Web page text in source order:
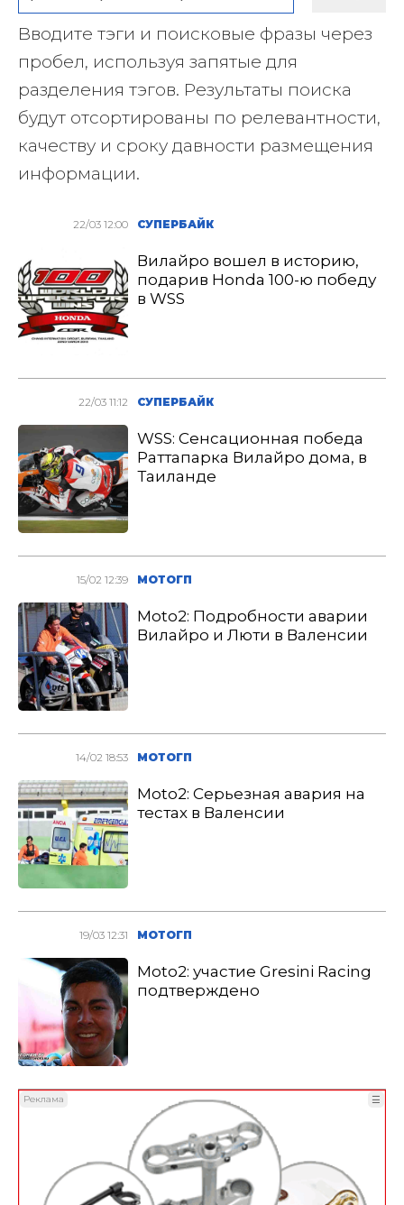
Вводите тэги и поисковые фразы через
пробел, используя запятые для
разделения тэгов. Результаты поиска
будут отсортированы по релевантности,
качеству и сроку давности размещения
информации.
22/03 12:00 СУПЕРБАЙК
Вилайро вошел в историю,
подарив Honda 100-ю победу
в WSS
22/03 11:12 СУПЕРБАЙК
WSS: Сенсационная победа
Раттапарка Вилайро дома, в
Таиланде
15/02 12:39 МОТОГП
Moto2: Подробности аварии
Вилайро и Люти в Валенсии
14/02 18:53 МОТОГП
Moto2: Серьезная авария на
тестах в Валенсии
19/03 12:31 МОТОГП
Moto2: участие Gresini Racing
подтверждено
Реклама ☰